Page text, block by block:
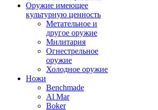
Оружие имеющее
культурную ценность
Метательное и
другое оружие
Милитария
Огнестрельное
оружие
Холодное оружие
Ножи
Benchmade
Al Mar
Boker